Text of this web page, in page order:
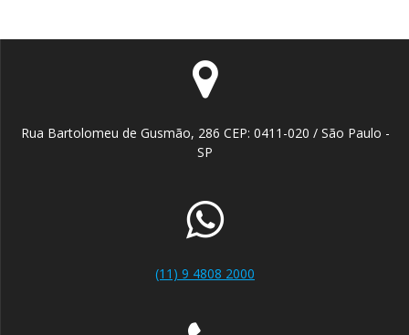
Rua Bartolomeu de Gusmão, 286 CEP: 0411-020 / São Paulo -
SP
(11) 9 4808 2000